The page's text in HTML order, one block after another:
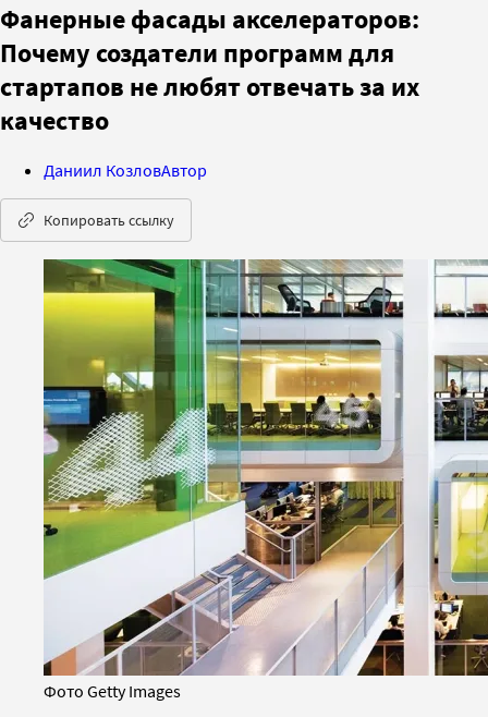
Фанерные фасады акселераторов:
Почему создатели программ для
стартапов не любят отвечать за их
качество
Даниил КозловАвтор
Копировать ссылку
Фото Getty Images